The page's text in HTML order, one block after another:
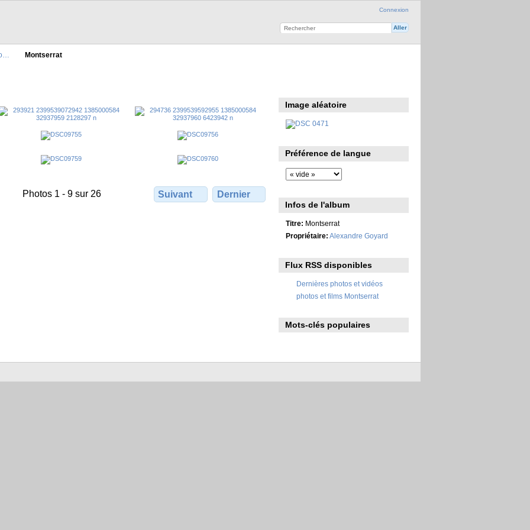
Connexion
Montserrat
Photos 1 - 9 sur 26 Suivant Dernier
Image aléatoire
Préférence de langue
Infos de l'album
Titre: Montserrat
Propriétaire: Alexandre Goyard
Flux RSS disponibles
Dernières photos et vidéos
photos et films Montserrat
Mots-clés populaires